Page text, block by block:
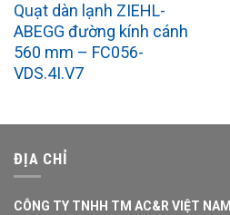
Quạt dàn lạnh ZIEHL-
ABEGG đường kính cánh
560 mm – FC056-
VDS.4I.V7
ĐỊA CHỈ
CÔNG TY TNHH TM AC&R VIỆT NAM